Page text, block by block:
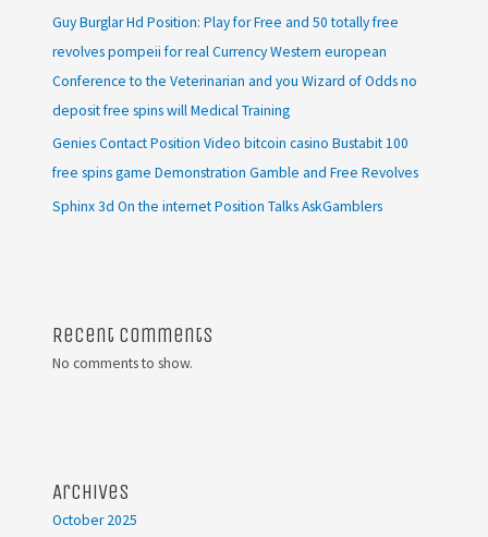
Guy Burglar Hd Position: Play for Free and 50 totally free
revolves pompeii for real Currency Western european
Conference to the Veterinarian and you Wizard of Odds no
deposit free spins will Medical Training
Genies Contact Position Video bitcoin casino Bustabit 100
free spins game Demonstration Gamble and Free Revolves
Sphinx 3d On the internet Position Talks AskGamblers
Recent Comments
No comments to show.
Archives
October 2025